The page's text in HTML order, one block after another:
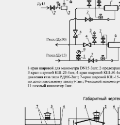
Средний срок службы, до
списания, лет